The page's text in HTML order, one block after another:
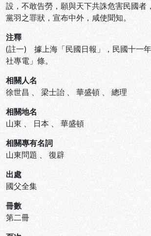
設，不敢告勞，願與天下共誅危害民國者
黨羽之罪狀，宣布中外，咸使聞知。
注釋
(註一) 據上海「民國日報」，民國十一
社專電」條。
相關人名
徐世昌 、 梁士詒 、 華盛頓 、 總理
相關地名
山東 、 日本 、 華盛頓
相關專有名詞
山東問題 、 復辟
出處
國父全集
冊數
第二冊